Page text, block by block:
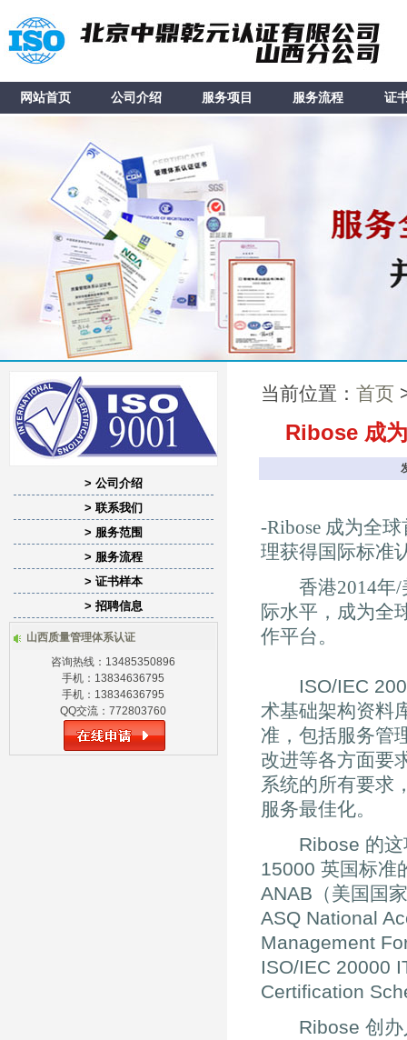
网站首页 公司介绍 服务项目 服务流程 证
> 公司介绍
> 联系我们
> 服务范围
> 服务流程
> 证书样本
> 招聘信息
山西质量管理体系认证
咨询热线：13485350896
手机：13834636795
手机：13834636795
QQ交流：772803760
当前位置： 首页
Ribose 成
-Ribose 成为全
理获得国际标准
香港2014年/美
际水平，成为全
作平台。
ISO/IEC
术基础架构资料
准，包括服务管
改进等各方面要
系统的所有要求
服务最佳化。
Ribose 的这
15000 英国标准
ANAB（美国国
ASQ National
Management
ISO/IEC 20000
Certification
Ribose 创办人